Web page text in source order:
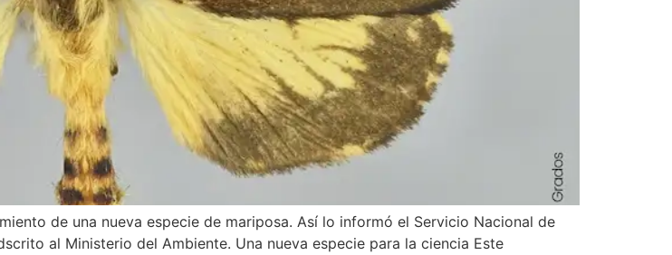
de una nueva especie de mariposa. Así lo informó el Servicio Nacional de
al Ministerio del Ambiente. Una nueva especie para la ciencia Este